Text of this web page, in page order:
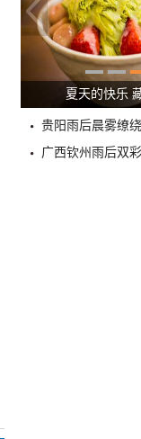
夏天的快乐
贵阳雨后晨雾缭
广西钦州雨后双